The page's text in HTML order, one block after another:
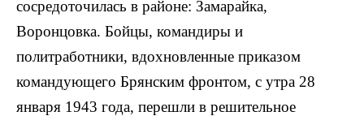
сосредоточилась в районе: Замарайка,
Воронцовка. Бойцы, командиры и
политработники, вдохновленные приказом
командующего Брянским фронтом, с утра 28
января 1943 года, перешли в решительное